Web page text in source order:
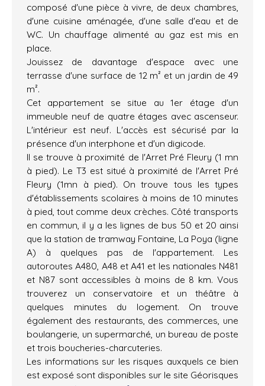
composé d'une pièce à vivre, de deux chambres,
d'une cuisine aménagée, d'une salle d'eau et de
WC. Un chauffage alimenté au gaz est mis en
place.
Jouissez de davantage d'espace avec une
terrasse d'une surface de 12 m² et un jardin de 49
m².
Cet appartement se situe au 1er étage d'un
immeuble neuf de quatre étages avec ascenseur.
L'intérieur est neuf. L'accès est sécurisé par la
présence d'un interphone et d'un digicode.
Il se trouve à proximité de l'Arret Pré Fleury (1 mn
à pied). Le T3 est situé à proximité de l'Arret Pré
Fleury (1mn à pied). On trouve tous les types
d'établissements scolaires à moins de 10 minutes
à pied, tout comme deux crèches. Côté transports
en commun, il y a les lignes de bus 50 et 20 ainsi
que la station de tramway Fontaine, La Poya (ligne
A) à quelques pas de l'appartement. Les
autoroutes A480, A48 et A41 et les nationales N481
et N87 sont accessibles à moins de 8 km. Vous
trouverez un conservatoire et un théâtre à
quelques minutes du logement. On trouve
également des restaurants, des commerces, une
boulangerie, un supermarché, un bureau de poste
et trois boucheries-charcuteries.
Les informations sur les risques auxquels ce bien
est exposé sont disponibles sur le site Géorisques